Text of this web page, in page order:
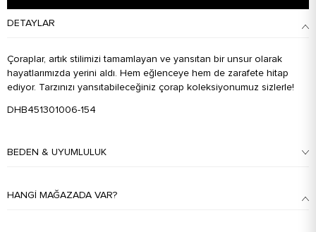
DETAYLAR
Çoraplar, artık stilimizi tamamlayan ve yansıtan bir unsur olarak
hayatlarımızda yerini aldı. Hem eğlenceye hem de zarafete hitap
ediyor. Tarzınızı yansıtabileceğiniz çorap koleksiyonumuz sizlerle!
DHB451301006-154
BEDEN & UYUMLULUK
HANGI MAĞAZADA VAR?